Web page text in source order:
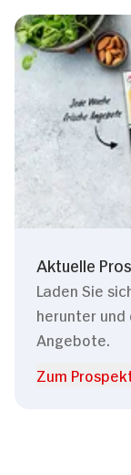
Aktuelle
Laden Sie
herunter und
Angebote.
Zum